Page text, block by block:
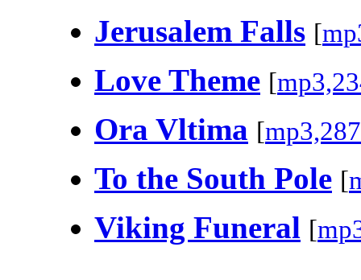
Jerusalem Falls [
Love Theme [
Ora Vltima [
To the South Pole [
Viking Funeral [